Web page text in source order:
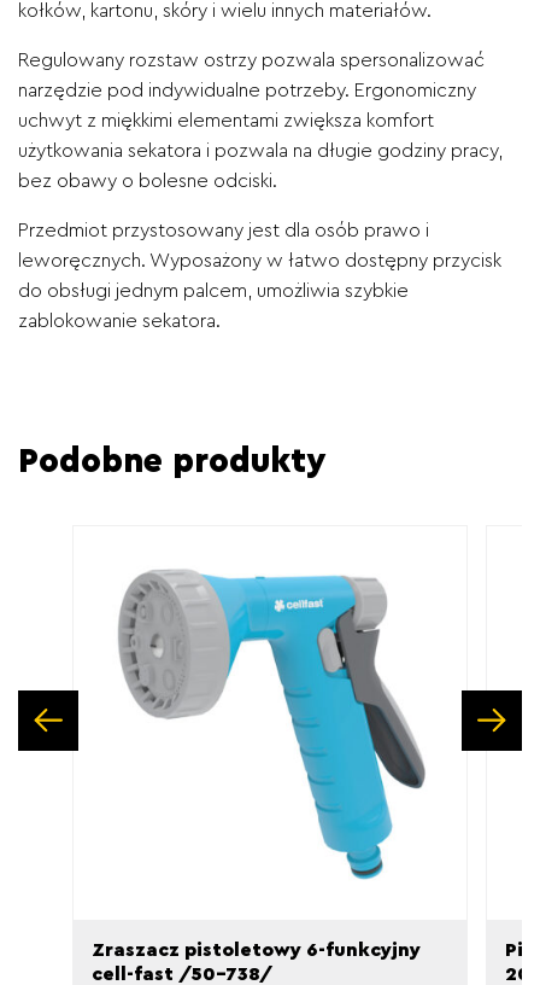
kołków, kartonu, skóry i wielu innych materiałów.
Regulowany rozstaw ostrzy pozwala spersonalizować
narzędzie pod indywidualne potrzeby. Ergonomiczny
uchwyt z miękkimi elementami zwiększa komfort
użytkowania sekatora i pozwala na długie godziny pracy,
bez obawy o bolesne odciski.
Przedmiot przystosowany jest dla osób prawo i
leworęcznych. Wyposażony w łatwo dostępny przycisk
do obsługi jednym palcem, umożliwia szybkie
zablokowanie sekatora.
Podobne produkty
Zraszacz pistoletowy 6-funkcyjny
cell-fast /50-738/